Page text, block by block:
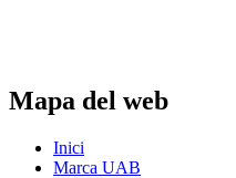
Mapa del web
Inici
Marca UAB